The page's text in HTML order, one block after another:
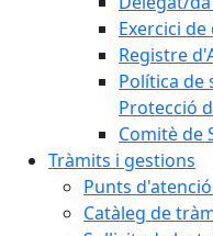
Exercici
Registre
Política de
Protecció
Comitè de
Tràmits i gestions
Punts
Catàleg de